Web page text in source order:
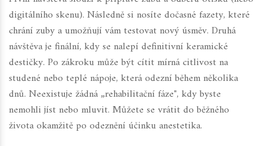
digitálního skenu). Následně si nosíte dočasné fazety, které
chrání zuby a umožňují vám testovat nový úsměv. Druhá
návštěva je finální, kdy se nalepí definitivní keramické
destičky. Po zákroku může být cítit mírná citlivost na
studené nebo teplé nápoje, která odezní během několika
dnů. Neexistuje žádná „rehabilitační fáze", kdy byste
nemohli jíst nebo mluvit. Můžete se vrátit do běžného
života okamžitě po odeznění účinku anestetika.